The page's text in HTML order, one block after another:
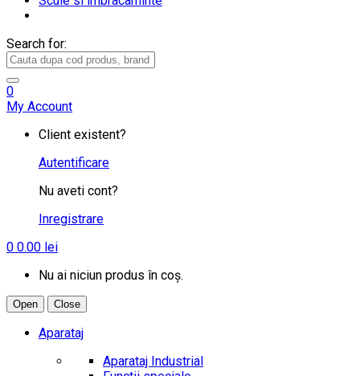
Search for:
0
My Account
Client existent?
Autentificare
Nu aveti cont?
Inregistrare
0 0.00 lei
Nu ai niciun produs în coș.
Open Close
Aparataj
Aparataj Industrial